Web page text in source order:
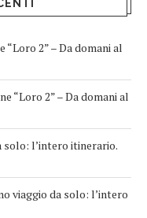
2” – Da domani al
“Loro 2” – Da domani al
l’intero itinerario.
viaggio da solo: l’intero